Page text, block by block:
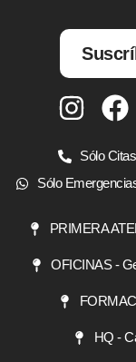
Sólo
Sólo
PRIMERA
OFICINAS -
HQ -